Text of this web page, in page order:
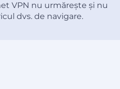
VPN nu urmărește și nu
dvs. de navigare.